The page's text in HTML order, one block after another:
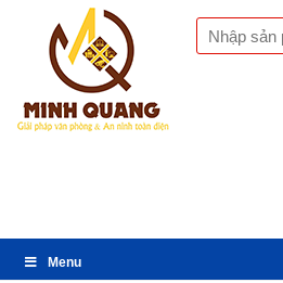
Menu